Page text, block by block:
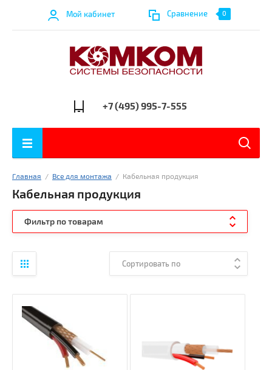
Мой кабинет Сравнение 0
+7 (495) 995-7-555
Главная
  /
Все для монтажа
  /
Кабельная продукция
Кабельная продукция
Фильтр по товарам
Сортировать по